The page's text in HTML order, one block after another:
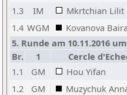
1.3
IM Mkrtchian Lilit
1.4 WGM Kovanova Baira
5. Runde am 10.11.2016
Br.
1 Cercle
1.1
GM Hou Yifan
1.2
GM Muzychuk